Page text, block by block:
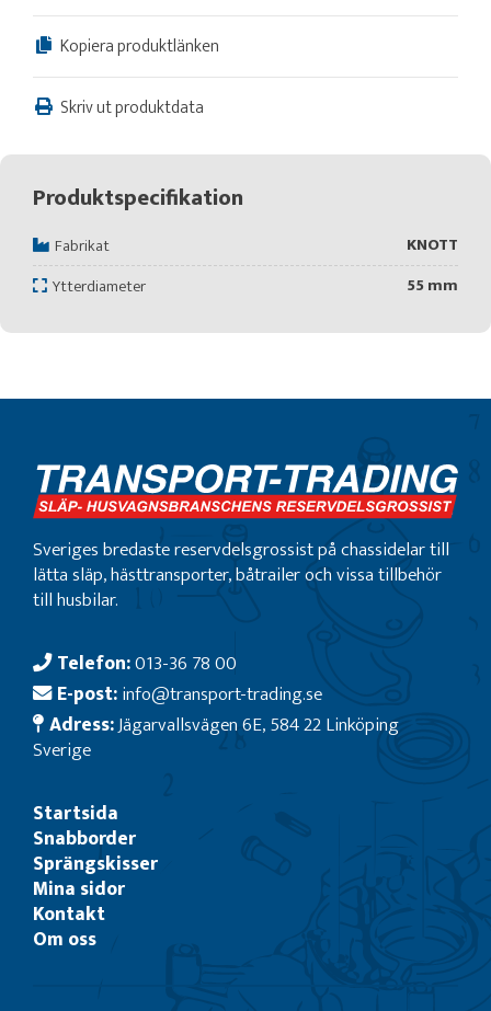
Kopiera produktlänken
Skriv ut produktdata
Produktspecifikation
Fabrikat
KNOTT
Ytterdiameter
55 mm
Sveriges bredaste reservdelsgrossist på chassidelar till
lätta släp, hästtransporter, båtrailer och vissa tillbehör
till husbilar.
Telefon:013-36 78 00
E-post:info@transport-trading.se
Adress:Jägarvallsvägen 6E, 584 22 Linköping
Sverige
Startsida
Snabborder
Sprängskisser
Mina sidor
Kontakt
Om oss